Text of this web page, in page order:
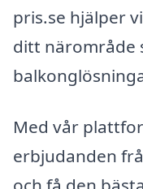
pris.se hjälper
ditt närområde
Med vår
erbjudanden